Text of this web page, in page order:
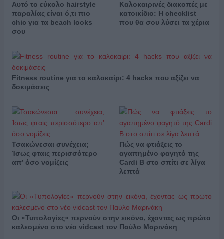
Αυτό το εύκολο hairstyle
παραλίας είναι ό,τι πιο
chic για τα beach looks
σου
Καλοκαιρινές διακοπές με
κατοικίδιο: Η checklist
που θα σου λύσει τα χέρια
Fitness routine για το καλοκαίρι: 4 hacks που αξίζει να
δοκιμάσεις
Τσακώνεσαι συνέχεια;
Ίσως φταις περισσότερο
απ’ όσο νομίζεις
Πώς να φτιάξεις το
αγαπημένο φαγητό της
Cardi B στο σπίτι σε λίγα
λεπτά
Οι «Τυπολογίες» περνούν στην εικόνα, έχοντας ως πρώτο
καλεσμένο στο νέο vidcast τον Παύλο Μαρινάκη